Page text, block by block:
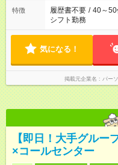
特徴 履歴書不要 / 40～50
シフト勤務
気になる！
掲載元企業名 パー
【即日！大手グルー
×コールセンター